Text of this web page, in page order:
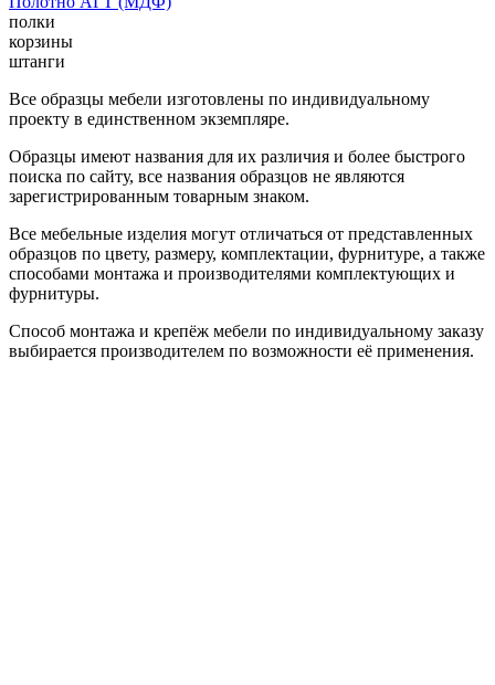
полки
корзины
штанги
Все образцы мебели изготовлены по индивидуальному
проекту в единственном экземпляре.
Образцы имеют названия для их различия и более быстрого
поиска по сайту, все названия образцов не являются
зарегистрированным товарным знаком.
Все мебельные изделия могут отличаться от представленных
образцов по цвету, размеру, комплектации, фурнитуре, а также
способами монтажа и производителями комплектующих и
фурнитуры.
Способ монтажа и крепёж мебели по индивидуальному заказу
выбирается производителем по возможности её применения.